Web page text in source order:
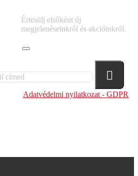
Értesülj elsőként új
megjelenéseinkről és akcióinkról.
Adatvédelmi nyilatkozat - GDPR